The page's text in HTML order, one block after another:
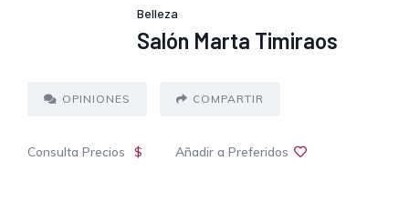
Belleza
Salón Marta Timiraos
OPINIONES COMPARTIR
Consulta Precios $ Añadir a Preferidos